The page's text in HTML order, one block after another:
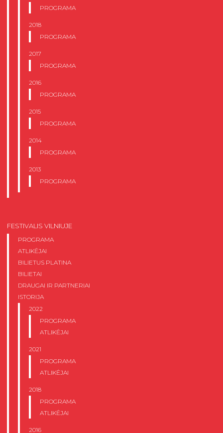
PROGRAMA
2018
PROGRAMA
2017
PROGRAMA
2016
PROGRAMA
2015
PROGRAMA
2014
PROGRAMA
2013
PROGRAMA
FESTIVALIS VILNIUJE
PROGRAMA
ATLIKĖJAI
BILIETUS PLATINA
BILIETAI
DRAUGAI IR PARTNERIAI
ISTORIJA
2022
PROGRAMA
ATLIKĖJAI
2021
PROGRAMA
ATLIKĖJAI
2018
PROGRAMA
ATLIKĖJAI
2016